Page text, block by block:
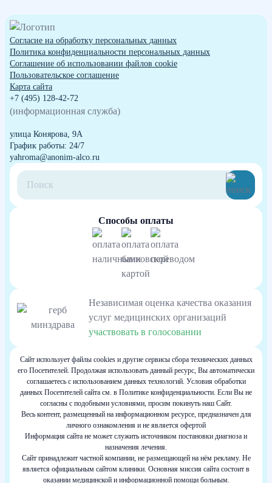
Согласие на обработку персональных данных
Политика конфиденциальности персональных данных
Cоглашение об использовании файлов cookie
Пользовательское соглашение
Карта сайта
+7 (495) 128-42-72
(информационная служба)
улица Конярова, 9А
График работы: 24/7
yahroma@anonim-alco.ru
Способы оплаты
Независимая оценка качества оказания
услуг медицинских организаций
участвовать в голосовании
Сайт использует файлы cookies и другие сервисы сбора технических данных
его Посетителей. Продолжая использовать данный ресурс, Вы автоматически
соглашаетесь с использованием данных технологий. Условия обработки
данных Посетителей сайта см. в Политике конфиденциальности. Если Вы не
согласны с подобными условиями, просим покинуть наш Сайт.
Весь контент, размещенный на информационном ресурсе, предназначен для
личного ознакомления и не является офертой
Информация сайта не может служить источником постановки диагноза и
назначения лечения.
Сайт принадлежит частной компании, не размещающей на нём рекламу. Не
является официальным сайтом клиники. Основная миссия сайта состоит в
оказании медицинской и информационной помощи больным.